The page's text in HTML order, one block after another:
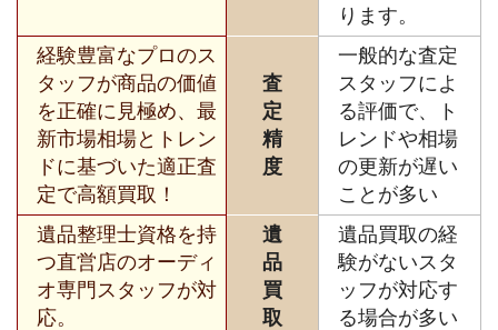
ります。
経験豊富なプロのス
タッフが商品の価値
を正確に見極め、最
新市場相場とトレン
ドに基づいた適正査
定で高額買取！
査
定
精
度
一般的な査定
スタッフによ
る評価で、ト
レンドや相場
の更新が遅い
ことが多い
遺品整理士資格を持
つ直営店のオーディ
オ専門スタッフが対
応。
遺
品
買
取
遺品買取の経
験がないスタ
ッフが対応す
る場合が多い